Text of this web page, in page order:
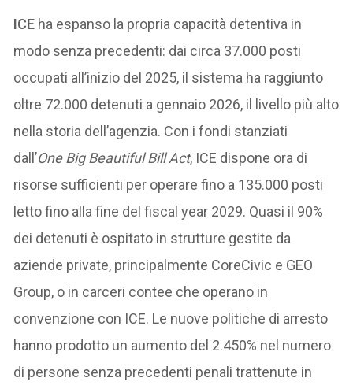
ICE ha espanso la propria capacità detentiva in
modo senza precedenti: dai circa 37.000 posti
occupati all’inizio del 2025, il sistema ha raggiunto
oltre 72.000 detenuti a gennaio 2026, il livello più alto
nella storia dell’agenzia. Con i fondi stanziati
dall’One Big Beautiful Bill Act, ICE dispone ora di
risorse sufficienti per operare fino a 135.000 posti
letto fino alla fine del fiscal year 2029. Quasi il 90%
dei detenuti è ospitato in strutture gestite da
aziende private, principalmente CoreCivic e GEO
Group, o in carceri contee che operano in
convenzione con ICE. Le nuove politiche di arresto
hanno prodotto un aumento del 2.450% nel numero
di persone senza precedenti penali trattenute in